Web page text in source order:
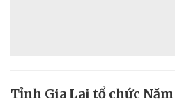
Tỉnh Gia Lai tổ chức